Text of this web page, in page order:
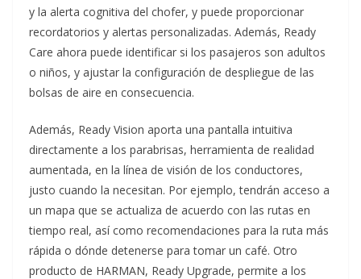
y la alerta cognitiva del chofer, y puede proporcionar
recordatorios y alertas personalizadas. Además, Ready
Care ahora puede identificar si los pasajeros son adultos
o niños, y ajustar la configuración de despliegue de las
bolsas de aire en consecuencia.
Además, Ready Vision aporta una pantalla intuitiva
directamente a los parabrisas, herramienta de realidad
aumentada, en la línea de visión de los conductores,
justo cuando la necesitan. Por ejemplo, tendrán acceso a
un mapa que se actualiza de acuerdo con las rutas en
tiempo real, así como recomendaciones para la ruta más
rápida o dónde detenerse para tomar un café. Otro
producto de HARMAN, Ready Upgrade, permite a los